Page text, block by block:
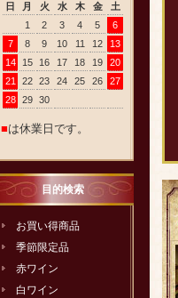
日 月 火 水 木 金
土
1
2 3 4 5
6
7
8 9 10 11 12
13
14
15 16 17 18 19
20
21
22 23 24 25 26
27
28
29 30
■は休業日です。
目的検索
お買い得商品
季節限定品
赤ワイン
白ワイン